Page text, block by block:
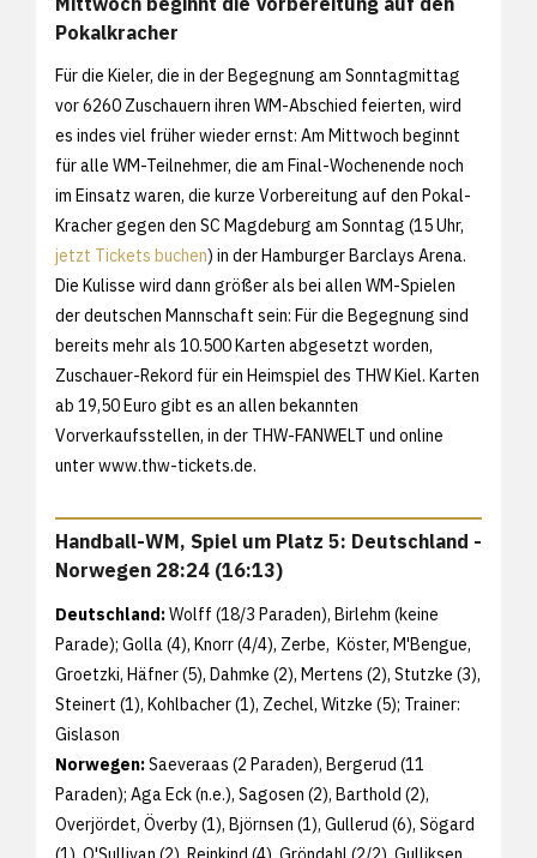
Pokalkracher
Für die Kieler, die in der Begegnung am Sonntagmittag
vor 6260 Zuschauern ihren WM-Abschied feierten, wird
es indes viel früher wieder ernst: Am Mittwoch beginnt
für alle WM-Teilnehmer, die am Final-Wochenende noch
im Einsatz waren, die kurze Vorbereitung auf den Pokal-
Kracher gegen den SC Magdeburg am Sonntag (15 Uhr,
jetzt Tickets buchen) in der Hamburger Barclays Arena.
Die Kulisse wird dann größer als bei allen WM-Spielen
der deutschen Mannschaft sein: Für die Begegnung sind
bereits mehr als 10.500 Karten abgesetzt worden,
Zuschauer-Rekord für ein Heimspiel des THW Kiel. Karten
ab 19,50 Euro gibt es an allen bekannten
Vorverkaufsstellen, in der THW-FANWELT und online
unter www.thw-tickets.de.
Handball-WM, Spiel um Platz 5: Deutschland -
Norwegen 28:24 (16:13)
Deutschland:Wolff (18/3 Paraden), Birlehm (keine
Parade); Golla (4), Knorr (4/4), Zerbe, Köster, M'Bengue,
Groetzki, Häfner (5), Dahmke (2), Mertens (2), Stutzke (3),
Steinert (1), Kohlbacher (1), Zechel, Witzke (5); Trainer:
Gislason
Norwegen:Saeveraas (2 Paraden), Bergerud (11
Paraden); Aga Eck (n.e.), Sagosen (2), Barthold (2),
Overjördet, Överby (1), Björnsen (1), Gullerud (6), Sögard